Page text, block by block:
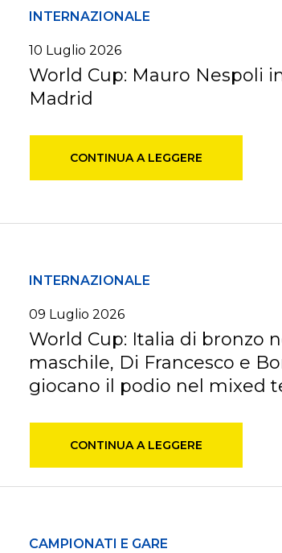
INTERNAZIONALE
10 Luglio 2026
World Cup: Mauro Nespoli
Madrid
CONTINUA A LEGGERE
INTERNAZIONALE
09 Luglio 2026
World Cup: Italia di bronzo
maschile, Di Francesco e
giocano il podio nel mixed
CONTINUA A LEGGERE
CAMPIONATI E GARE